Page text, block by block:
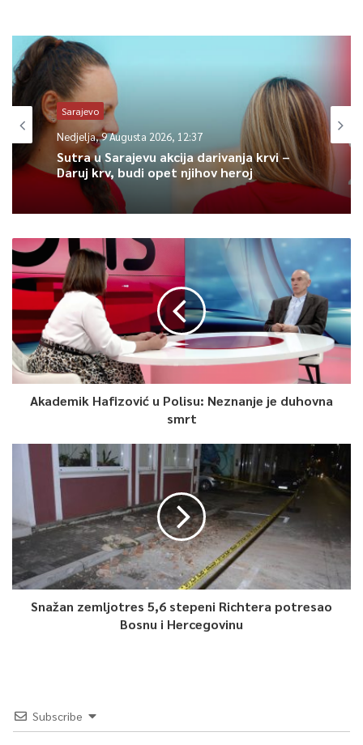
Sarajevo
Nedjelja, 9 Augusta 2026, 12:37
Sutra u Sarajevu akcija darivanja krvi –
Daruj krv, budi opet njihov heroj
Akademik Hafizović u Polisu: Neznanje je duhovna
smrt
Snažan zemljotres 5,6 stepeni Richtera potresao
Bosnu i Hercegovinu
Subscribe